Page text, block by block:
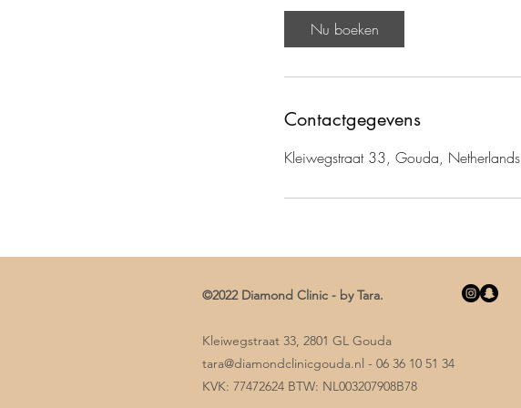
n
Nu boeken
Contactgegevens
Kleiwegstraat 33, Gouda, Netherlands
©2022 Diamond Clinic - by Tara.
Kleiwegstraat 33, 2801 GL Gouda
tara@diamondclinicgouda.nl - 06 36 10 51 34
KVK: 77472624 BTW: NL003207908B78